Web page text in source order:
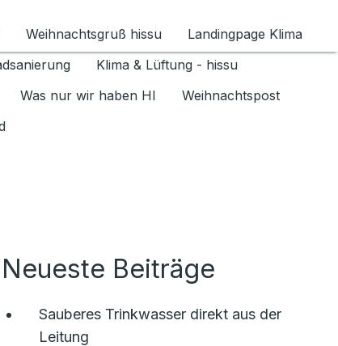
1.6.2026 umschalten
Weihnachtsgruß hissu
Landingpage Klima
Klima & Lüftung - hissu
Was nur wir haben HI
Weihnachtspost
Neueste Beiträge
Sauberes Trinkwasser direkt aus der
Leitung